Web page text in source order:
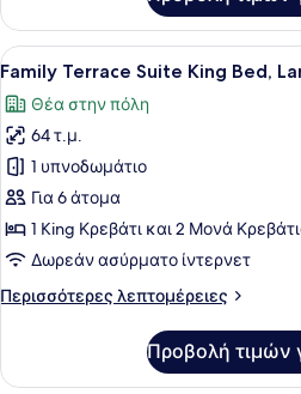
Twin
Beds
Sea
View
Room,
Bed
and
Twin
Beds
Προβολή
όλων
των
φωτογραφιών
για
Family
Terrace
Suite
Bed,
7
Family Terrace Suite King Bed,
Θέα στην πόλη
64 τ.μ.
1 υπνοδωμάτιο
Για 6 άτομα
1 King Κρεβάτι και 2 Μονά
Δωρεάν ασύρματο ίντερνετ
Περισσότερες λεπτομέρειες
Περισσότερες
Terrace
Προβολή τιμών